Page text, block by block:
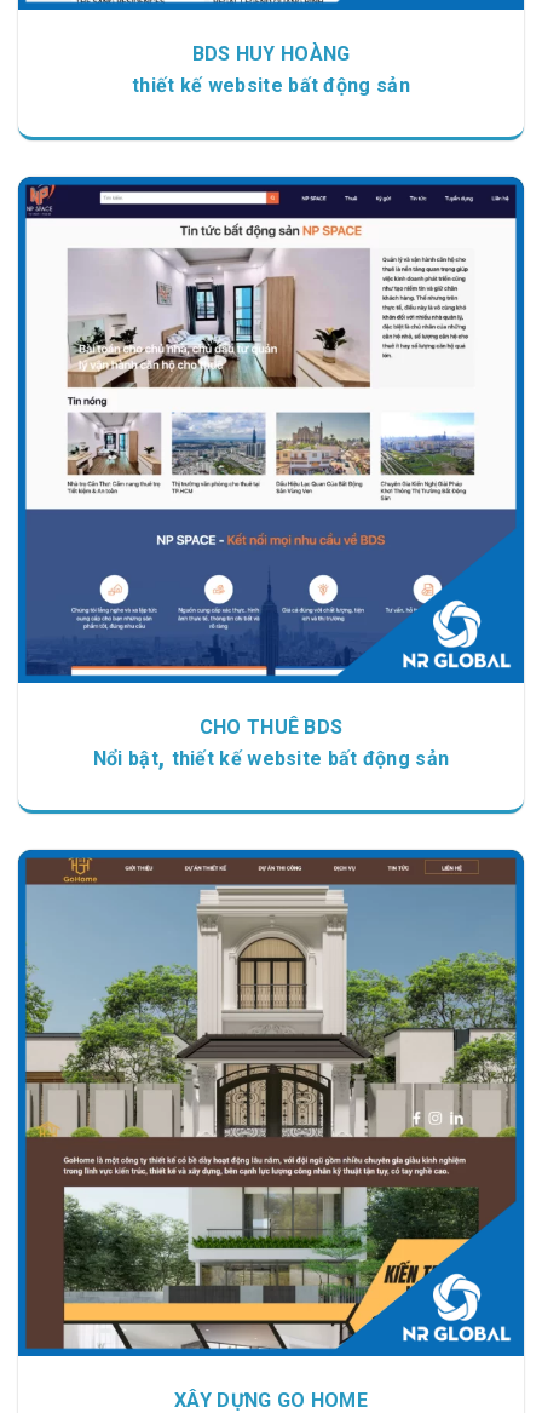
BDS HUY HOÀNG
thiết kế website bất động sản
Chi tiết Xem giao diện
CHO THUÊ BDS
Nổi bật, thiết kế website bất động sản
Chi tiết Xem giao diện
XÂY DỰNG GO HOME